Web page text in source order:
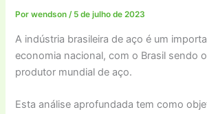
Porwendson/ 5 de julho de 2023
A indústria brasileira de aço é um
economia nacional, com o Brasil sendo
produtor mundial de aço.
Esta análise aprofundada tem como